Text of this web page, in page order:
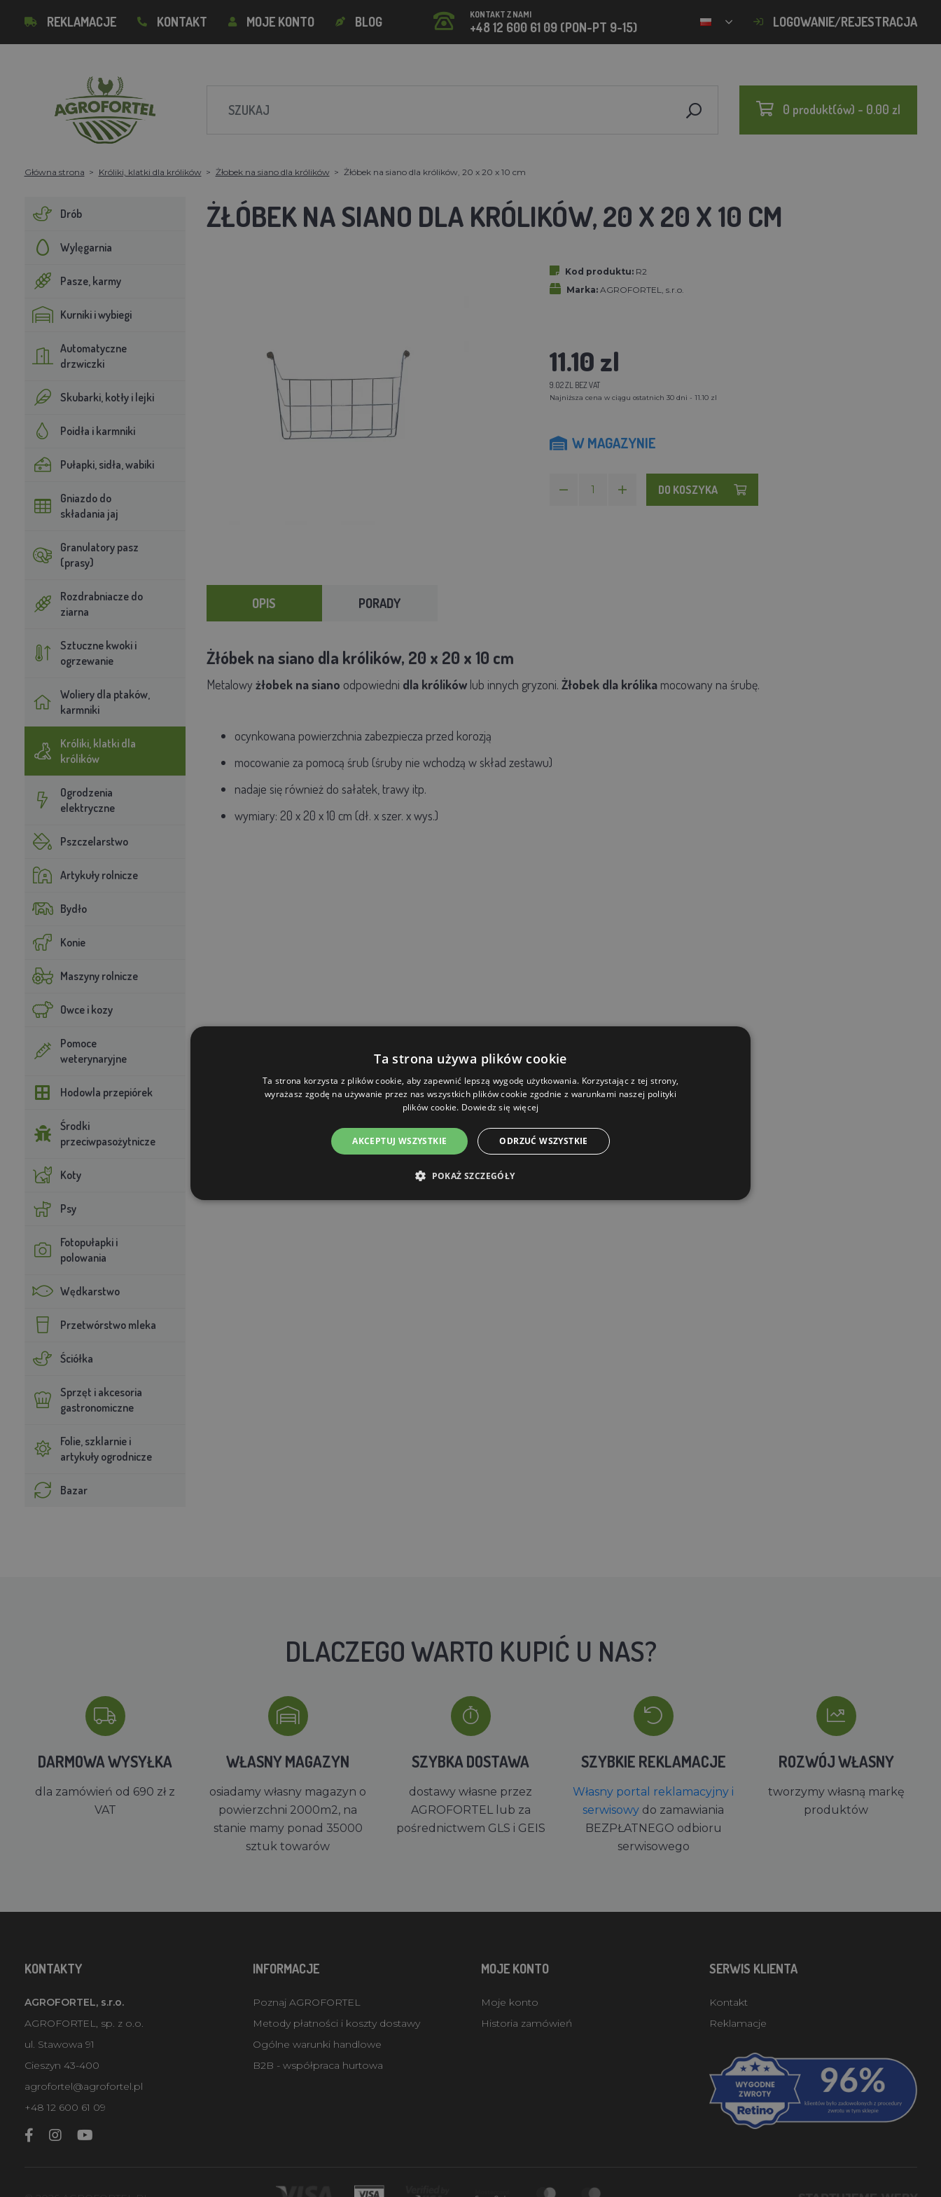
REKLAMACJE KONTAKT MOJE KONTO BLOG KONTAKT Z NAMI
+48 12 600 61 09 (PON-PT 9-15) LOGOWANIE/REJESTRACJA
0 produkt(ów) - 0.00 zl
Główna strona Króliki, klatki dla królików Żłobek na siano dla królików Żłóbek na siano dla królików, 20 x 20 x 10 cm
Drób
Wylęgarnia
Pasze, karmy
Kurniki i wybiegi
Automatyczne
drzwiczki
Skubarki, kotły i lejki
Poidła i karmniki
Pułapki, sidła, wabiki
Gniazdo do
składania jaj
Granulatory pasz
(prasy)
Rozdrabniacze do
ziarna
Sztuczne kwoki i
ogrzewanie
Woliery dla ptaków,
karmniki
Króliki, klatki dla
królików
Ogrodzenia
elektryczne
Pszczelarstwo
Artykuły rolnicze
Bydło
Konie
Maszyny rolnicze
Owce i kozy
Pomoce
weterynaryjne
Hodowla przepiórek
Środki
przeciwpasożytnicze
Koty
Psy
Fotopułapki i
polowania
Wędkarstwo
Przetwórstwo mleka
Ściółka
Sprzęt i akcesoria
gastronomiczne
Folie, szklarnie i
artykuły ogrodnicze
Bazar
ŻŁÓBEK NA SIANO DLA KRÓLIKÓW, 20 X 20 X 10 CM
Kod produktu: R2
Marka: AGROFORTEL, s.r.o.
11.10 zl
9.02 ZL BEZ VAT
Najniższa cena w ciągu ostatnich 30 dni - 11.10 zl
W MAGAZYNIE
DO KOSZYKA
OPIS PORADY
Żłóbek na siano dla królików, 20 x 20 x 10 cm
Metalowy żłobek na siano odpowiedni dla królikówlub innych gryzoni. Żłobekdla królikamocowany na śrubę.
ocynkowana powierzchnia zabezpiecza przed korozją
mocowanie za pomocą śrub (śruby nie wchodzą w skład zestawu)
nadaje się również do sałatek, trawy itp.
wymiary: 20 x 20 x 10 cm (dł. x szer. x wys.)
DLACZEGO WARTO KUPIĆ U NAS?
DARMOWA WYSYŁKA
dla zamówień od 690 zł z
VAT
WŁASNY MAGAZYN
osiadamy własny magazyn o
powierzchni 2000m2, na
stanie mamy ponad 35000
sztuk towarów
SZYBKA DOSTAWA
dostawy własne przez
AGROFORTEL lub za
pośrednictwem GLS i GEIS
SZYBKIE REKLAMACJE
Własny portal reklamacyjny i
serwisowy do zamawiania
BEZPŁATNEGO odbioru
serwisowego
ROZWÓJ WŁASNY
tworzymy własną markę
produktów
KONTAKTY
AGROFORTEL, s.r.o.
AGROFORTEL, sp. z o.o.
ul. Stawowa 91
Cieszyn 43-400
agrofortel@agrofortel.pl
+48 12 600 61 09
INFORMACJE
Poznaj AGROFORTEL
Metody płatności i koszty dostawy
Ogólne warunki handlowe
B2B - współpraca hurtowa
MOJE KONTO
Moje konto
Historia zamówień
SERWIS KLIENTA
Kontakt
Reklamacje
Ta strona używa plików cookie
Ta strona korzysta z plików cookie, aby zapewnić lepszą wygodę użytkowania. Korzystając z tej strony,
wyrażasz zgodę na używanie przez nas wszystkich plików cookie zgodnie z warunkami naszej polityki
plików cookie. Dowiedz się więcej
AKCEPTUJ WSZYSTKIE ODRZUĆ WSZYSTKIE
POKAŻ SZCZEGÓŁY